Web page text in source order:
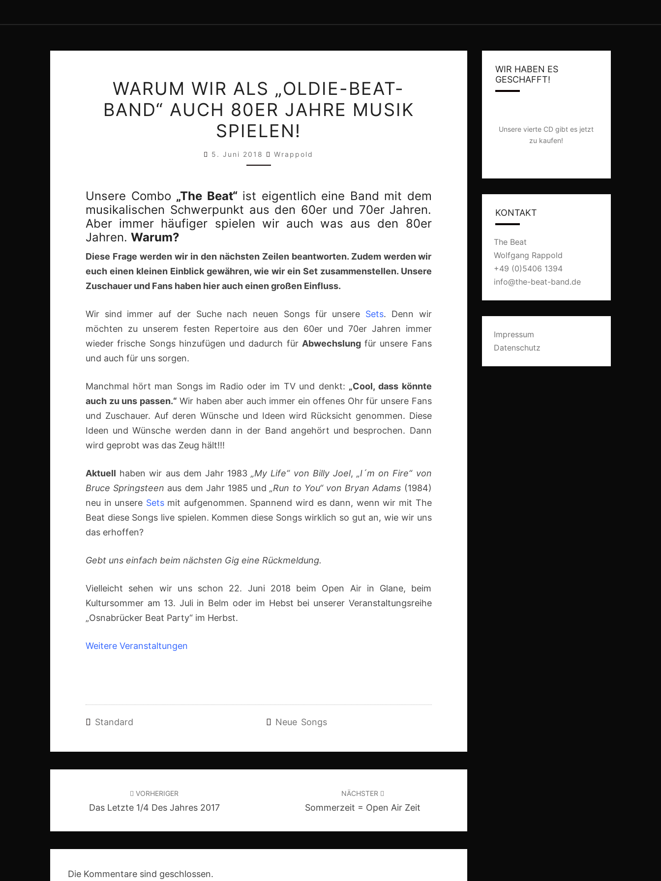
WIR
ALS
„OLDIE-
BEAT-
AUCH
JAHRE
MUSIK
SPIELEN!
WARUM WIR ALS „OLDIE-BEAT-
BAND“ AUCH 80ER JAHRE MUSIK
SPIELEN!
5. Juni 2018 Wrappold
Unsere Combo „The Beat“ist eigentlich eine Band mit dem
musikalischen Schwerpunkt aus den 60er und 70er Jahren.
Aber immer häufiger spielen wir auch was aus den 80er
Jahren. Warum?
Diese Frage werden wir in den nächsten Zeilen beantworten. Zudem werden wir
euch einen kleinen Einblick gewähren, wie wir ein Set zusammenstellen. Unsere
Zuschauer und Fans haben hier auch einen großen Einfluss.
Wir sind immer auf der Suche nach neuen Songs für unsere Sets. Denn wir
möchten zu unserem festen Repertoire aus den 60er und 70er Jahren immer
wieder frische Songs hinzufügen und dadurch für Abwechslungfür unsere Fans
und auch für uns sorgen.
Manchmal hört man Songs im Radio oder im TV und denkt: „Cool, dass könnte
auch zu uns passen.“ Wir haben aber auch immer ein offenes Ohr für unsere Fans
und Zuschauer. Auf deren Wünsche und Ideen wird Rücksicht genommen. Diese
Ideen und Wünsche werden dann in der Band angehört und besprochen. Dann
wird geprobt was das Zeug hält!!!
Aktuell haben wir aus dem Jahr 1983„My Life“ von Billy Joel,„I´m on Fire“ von
Bruce Springsteen aus dem Jahr 1985 und„Run to You“ von Bryan Adams (1984)
neu in unsere Setsmit aufgenommen. Spannend wird es dann, wenn wir mit The
Beat diese Songs live spielen. Kommen diese Songs wirklich so gut an, wie wir uns
das erhoffen?
Gebt uns einfach beim nächsten Gig eine Rückmeldung.
Vielleicht sehen wir uns schon 22. Juni 2018 beim Open Air in Glane, beim
Kultursommer am 13. Juli in Belm oder im Hebst bei unserer Veranstaltungsreihe
„Osnabrücker Beat Party“ im Herbst.
Weitere Veranstaltungen
Standard Neue Songs
VORHERIGER
Das Letzte 1/4 Des Jahres 2017
NÄCHSTER
Sommerzeit = Open Air Zeit
Die Kommentare sind geschlossen.
WIR HABEN ES
GESCHAFFT!
Unsere vierte CD gibt es jetzt
zu kaufen!
KONTAKT
The Beat
Wolfgang Rappold
+49 (0)5406 1394
info@the-beat-band.de
Impressum
Datenschutz